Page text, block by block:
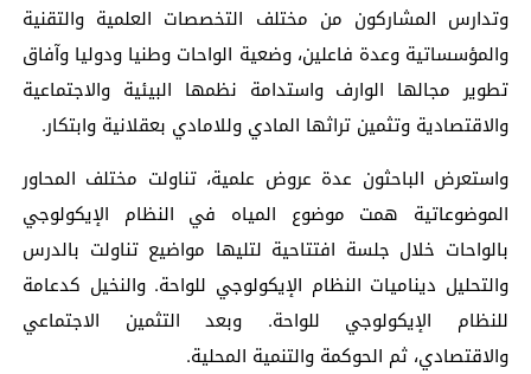
وتدارس المشاركون من مختلف التخصصات العلمية والتقنية
والمؤسساتية وعدة فاعلين، وضعية الواحات وطنيا ودوليا وآفاق
تطوير مجالها الوارف واستدامة نظمها البيئية والاجتماعية
والاقتصادية وتثمين تراثها المادي وللامادي بعقلانية وابتكار.
واستعرض الباحثون عدة عروض علمية، تناولت مختلف المحاور
الموضوعاتية همت موضوع المياه في النظام الإيكولوجي
بالواحات خلال جلسة افتتاحية لتليها مواضيع تناولت بالدرس
والتحليل ديناميات النظام الإيكولوجي للواحة. والنخيل كدعامة
للنظام الإيكولوجي للواحة. وبعد التثمين الاجتماعي
والاقتصادي، ثم الحوكمة والتنمية المحلية.